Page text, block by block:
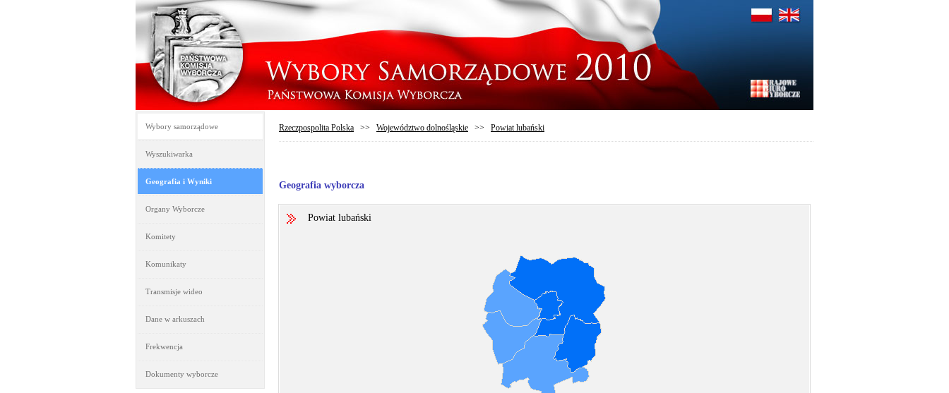
Wybory samorządowe
Wyszukiwarka
Geografia i Wyniki
Organy Wyborcze
Komitety
Komunikaty
Transmisje wideo
Dane w arkuszach
Frekwencja
Dokumenty wyborcze
Rzeczpospolita Polska >> Województwo dolnośląskie >> Powiat lubański
Geografia wyborcza
Powiat lubański